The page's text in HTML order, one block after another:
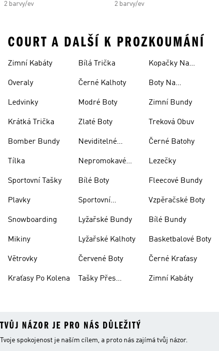
2 barvy/ev
2 barvy/ev
COURT A DALŠÍ K PROZKOUMÁNÍ
Zimní Kabáty
Overaly
Ledvinky
Krátká Trička
Bomber Bundy
Tílka
Sportovní Tašky
Plavky
Snowboarding
Mikiny
Větrovky
Kraťasy Po Kolena
Bílá Trička
Černé Kalhoty
Modré Boty
Zlaté Boty
Neviditelné
Nepromokavé
Bílé Boty
Sportovní
Lyžařské Bundy
Lyžařské Kalhoty
Červené Boty
Tašky Přes
Kopačky Na
Boty Na
Zimní Bundy
Treková Obuv
Černé Batohy
Lezečky
Fleecové Bundy
Vzpěračské Boty
Bílé Bundy
Basketbalové Boty
Černé Kraťasy
Zimní Kabáty
TVŮJ NÁZOR JE PRO NÁS DŮLEŽITÝ
Tvoje spokojenost je naším cílem, a proto nás zajímá tvůj názor.